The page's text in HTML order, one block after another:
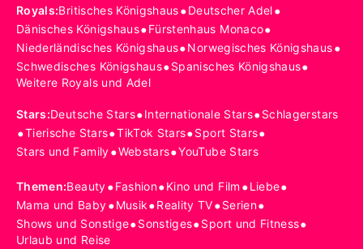
Royals:Britisches Königshaus•Deutscher Adel•
Dänisches Königshaus•Fürstenhaus Monaco•
Niederländisches Königshaus•Norwegisches Königshaus•
Schwedisches Königshaus•Spanisches Königshaus•
Weitere Royals und Adel
Stars:Deutsche Stars•Internationale Stars•Schlagerstars
•Tierische Stars•TikTok Stars•Sport Stars•
Stars und Family•Webstars•YouTube Stars
Themen:Beauty•Fashion•Kino und Film •Liebe•
Mama und Baby•Musik•Reality TV•Serien•
Shows und Sonstige•Sonstiges•Sport und Fitness•
Urlaub und Reise